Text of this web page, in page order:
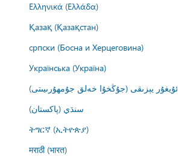
Ελληνικά (Ελλάδα)
Қазақ (Қазақстан)
српски (Босна и Херцеговина)
Українська (Україна)
ئۇيغۇر يېزىقى (جۇڭخۇا خەلق جۇمھۇرىيىتى)
سنڌي (پاکستان)
ትግርኛ (ኢትዮጵያ)
मराठी (भारत)